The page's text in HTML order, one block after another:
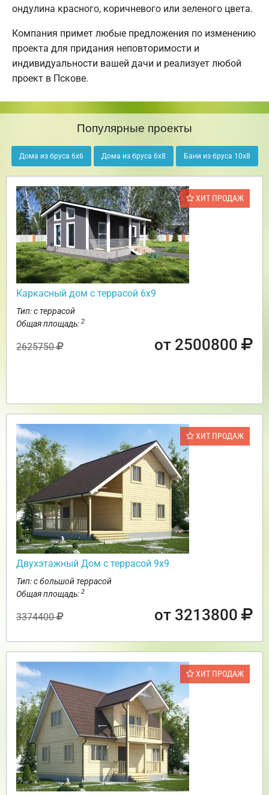
ондулина красного, коричневого или зеленого цвета.
Компания примет любые предложения по изменению
проекта для придания неповторимости и
индивидуальности вашей дачи и реализует любой
проект в Пскове.
Популярные проекты
Дома из бруса 6х6 Дома из бруса 6х8 Бани из бруса 10х8
ХИТ ПРОДАЖ
Каркасный дом с террасой 6х9
Тип: с террасой
Общая площадь: 2
2625750 от 2500800
ХИТ ПРОДАЖ
Двухэтажный Дом с террасой 9х9
Тип: с большой террасой
Общая площадь: 2
3374400 от 3213800
ХИТ ПРОДАЖ